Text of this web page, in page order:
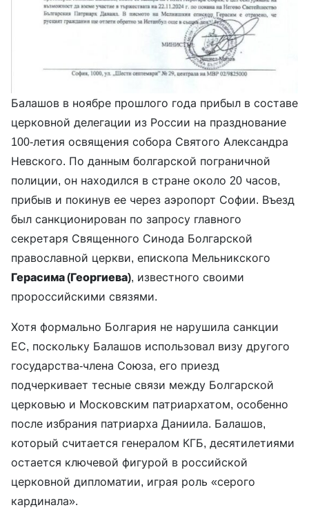
Балашов в ноябре прошлого года прибыл в составе
церковной делегации из России на празднование
100-летия освящения собора Святого Александра
Невского. По данным болгарской пограничной
полиции, он находился в стране около 20 часов,
прибыв и покинув ее через аэропорт Софии. Въезд
был санкционирован по запросу главного
секретаря Священного Синода Болгарской
православной церкви, епископа Мельникского
Герасима (Георгиева), известного своими
пророссийскими связями.
Хотя формально Болгария не нарушила санкции
ЕС, поскольку Балашов использовал визу другого
государства-члена Союза, его приезд
подчеркивает тесные связи между Болгарской
церковью и Московским патриархатом, особенно
после избрания патриарха Даниила. Балашов,
который считается генералом КГБ, десятилетиями
остается ключевой фигурой в российской
церковной дипломатии, играя роль «серого
кардинала».